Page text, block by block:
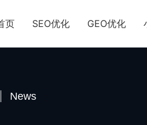
页 SEO优化 GEO优化
News